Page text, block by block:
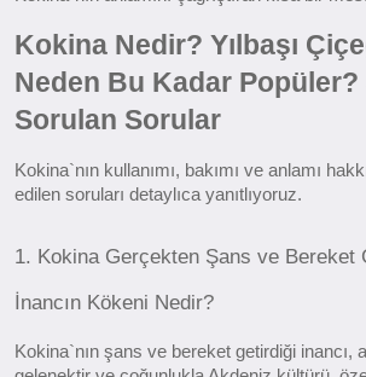
Kokina Nedir? Yılbaşı
Neden Bu Kadar Popüler?
Sorulan Sorular
Kokina`nın kullanımı, bakımı ve anlamı
edilen soruları detaylıca yanıtlıyoruz.
1. Kokina Gerçekten Şans ve Bereket
İnancın Kökeni Nedir?
Kokina`nın şans ve bereket getirdiği inancı,